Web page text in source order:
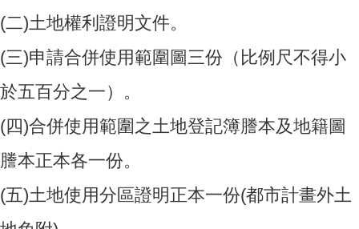
(二)土地權利證明文件。
(三)申請合併使用範圍圖三份（比例尺不得小
於五百分之一）。
(四)合併使用範圍之土地登記簿謄本及地籍圖
謄本正本各一份。
(五)土地使用分區證明正本一份(都市計畫外土